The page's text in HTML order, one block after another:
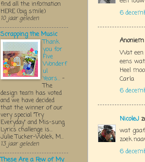
6
Wat
eens
Heel
Carla
6
NicoleJ
wat
zoek
6
find all the infomation
HERE (big smile)
10 jaar geleden
Scrapping the Music
Thank
you for
Five
Wonderf
ul
Years... -
The
design team has voted
and we have decided
that the winner of our
very special "Try
Everyday" and Mis-sung
Lyrics challenge is...
Julie Tucker-Wolek, M...
13 jaar geleden
These Are a Few of My